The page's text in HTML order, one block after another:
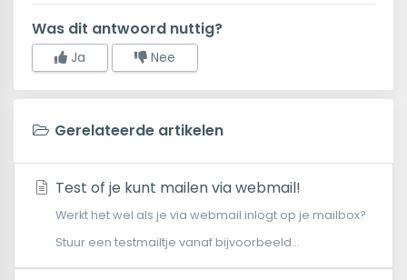
Was dit antwoord nuttig?
Ja Nee
Gerelateerde artikelen
Test of je kunt mailen via webmail!
Werkt het wel als je via webmail inlogt op je mailbox?
Stuur een testmailtje vanaf bijvoorbeeld...